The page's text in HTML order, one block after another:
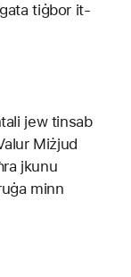
tiġbor it-
jew tinsab
Miżjud
jkunu
minn